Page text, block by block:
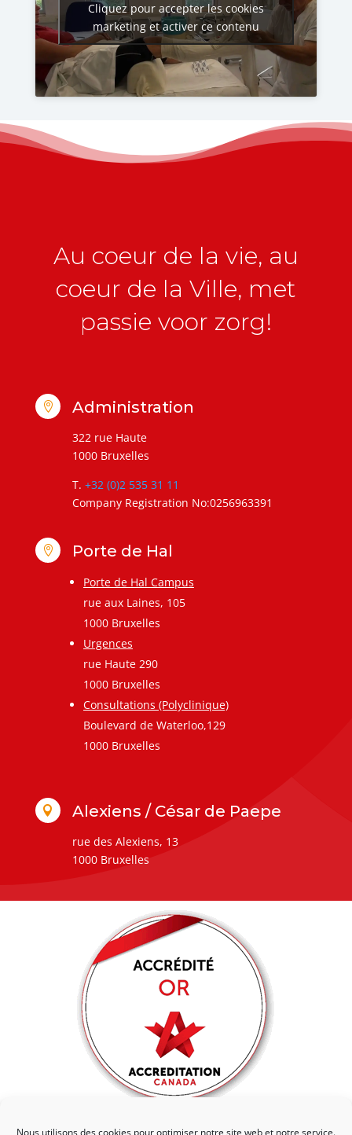
Nous utilisons des cookies pour optimiser notre site web et notre service.
Cliquez pour accepter les cookies
marketing et activer ce contenu
Au coeur de la vie, au
coeur de la Ville, met
passie voor zorg!
 Administration
322 rue Haute
1000 Bruxelles
T. +32 (0)2 535 31 11
Company Registration No:0256963391
 Porte de Hal
Porte de Hal Campus
rue aux Laines, 105
1000 Bruxelles
Urgences
rue Haute 290
1000 Bruxelles
Consultations (Polyclinique)
Boulevard de Waterloo,129
1000 Bruxelles
 Alexiens / César de Paepe
rue des Alexiens, 13
1000 Bruxelles